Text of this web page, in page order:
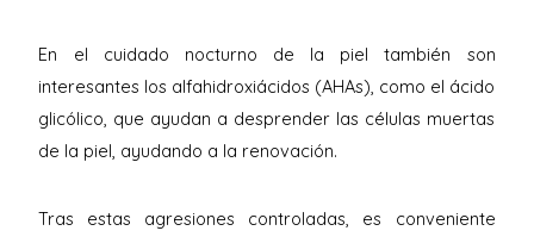
En el cuidado nocturno de la piel también son
interesantes los alfahidroxiácidos (AHAs), como el ácido
glicólico, que ayudan a desprender las células muertas
de la piel, ayudando a la renovación.
Tras estas agresiones controladas, es conveniente